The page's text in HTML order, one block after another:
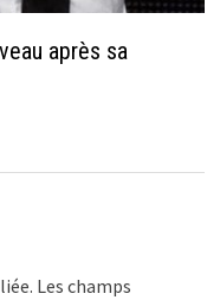
après sa
Les champs